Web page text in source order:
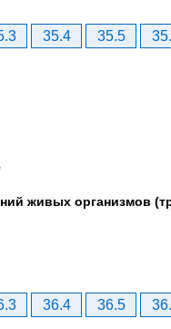
35.4 35.5
живых организмов
36.4 36.5